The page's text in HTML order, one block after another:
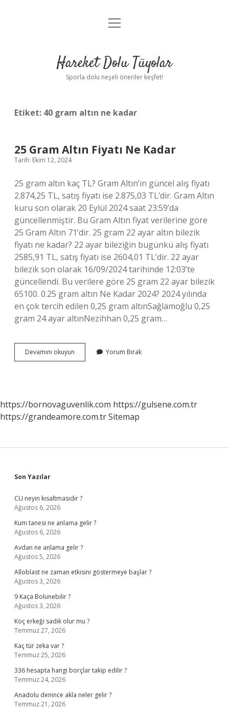
Anasayfa
Yasal Uyarı
menüyü
Hareket Dolu Tüyolar
Sporla dolu neşeli öneriler keşfet!
Etiket: 40 gram altın ne kadar
25 Gram Altın Fiyatı Ne Kadar
Tarih: Ekim 12, 2024
25 gram altın kaç TL? Gram Altın’ın güncel alış fiyatı
2.874,25 TL, satış fiyatı ise 2.875,03 TL’dir. Gram Altın
kuru son olarak 20 Eylül 2024 saat 23:59’da
güncellenmiştir. Bu Gram Altın fiyat verilerine göre
25 Gram Altın 71’dir. 25 gram 22 ayar altın bilezik
fiyatı ne kadar? 22 ayar bileziğin bugünkü alış fiyatı
2585,91 TL, satış fiyatı ise 2604,01 TL’dir. 22 ayar
bilezik son olarak 16/09/2024 tarihinde 12:03’te
güncellendi. Bu verilere göre 25 gram 22 ayar bilezik
65100. 0.25 gram altın Ne Kadar 2024? 2024 yılında
en çok tercih edilen 0,25 gram altınSağlamoğlu 0,25
gram 24 ayar altınNezihhan 0,25 gram…
Devamını okuyun
Gram
Yorum Bırak
https://bornovaguvenlik.com https://gulsene.com.tr
https://grandeamore.com.trSitemap
Sidebar
Son Yazılar
CU neyin kısaltmasıdır ?
Ağustos 6, 2026
Kum tanesi ne anlama gelir ?
Ağustos 6, 2026
Avdan ne anlama gelir ?
Ağustos 5, 2026
Alloblast ne zaman etkisini göstermeye başlar ?
Ağustos 3, 2026
9 Kaça Bolunebilir ?
Ağustos 3, 2026
Koç erkeği sadık olur mu ?
Temmuz 27, 2026
Kaç tür zeka var ?
Temmuz 25, 2026
336 hesapta hangi borçlar takip edilir ?
Temmuz 24, 2026
Anadolu denince akla neler gelir ?
Temmuz 21, 2026